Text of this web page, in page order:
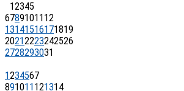
12345
67891011 12
13141516171819
20212223242526
2728293031
1234567
891011 121314